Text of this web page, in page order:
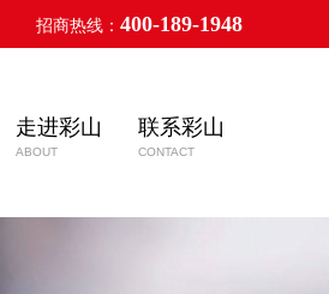
招商热线： 400-189-1948
走进彩山
ABOUT
联系彩山
CONTACT